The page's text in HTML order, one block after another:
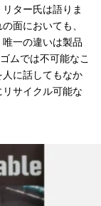
ター氏は語りま
面においても、
一の違いは製品
ムでは不可能なこ
に話してもなか
サイクル可能な